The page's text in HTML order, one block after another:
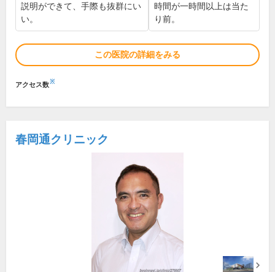
説明ができて、手際も抜群にい
い。
時間が一時間以上は当た
り前。
この医院の詳細をみる
アクセス数※
春岡通クリニック